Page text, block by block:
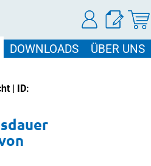
DOWNLOADS ÜBER UNS
| ID: